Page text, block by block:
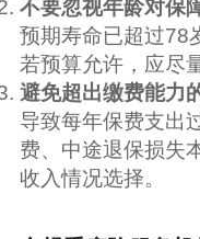
不要忽视年龄对保
预期寿命已超过78
若预算允许，应尽
避免超出缴费能力
导致每年保费支出
费、中途退保损失
收入情况选择。